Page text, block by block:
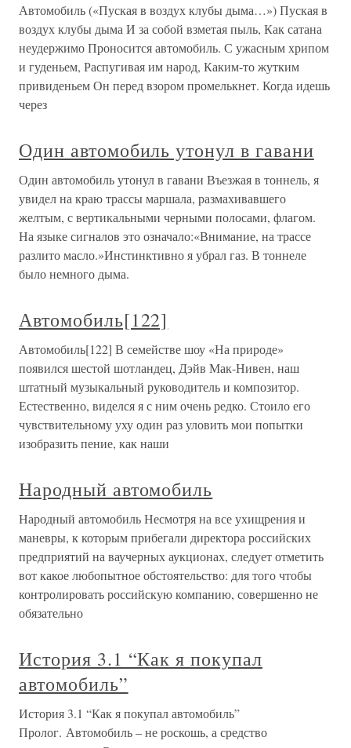
Автомобиль («Пуская в воздух клубы дыма…») Пуская в
воздух клубы дыма И за собой взметая пыль, Как сатана
неудержимо Проносится автомобиль. С ужасным хрипом
и гуденьем, Распугивая им народ, Каким-то жутким
привиденьем Он перед взором промелькнет. Когда идешь
через
Один автомобиль утонул в гавани
Один автомобиль утонул в гавани Въезжая в тоннель, я
увидел на краю трассы маршала, размахивавшего
желтым, с вертикальными черными полосами, флагом.
На языке сигналов это означало:«Внимание, на трассе
разлито масло.»Инстинктивно я убрал газ. В тоннеле
было немного дыма.
Автомобиль[122]
Автомобиль[122] В семействе шоу «На природе»
появился шестой шотландец, Дэйв Мак-Нивен, наш
штатный музыкальный руководитель и композитор.
Естественно, виделся я с ним очень редко. Стоило его
чувствительному уху один раз уловить мои попытки
изобразить пение, как наши
Народный автомобиль
Народный автомобиль Несмотря на все ухищрения и
маневры, к которым прибегали директора российских
предприятий на ваучерных аукционах, следует отметить
вот какое любопытное обстоятельство: для того чтобы
контролировать российскую компанию, совершенно не
обязательно
История 3.1 “Как я покупал
автомобиль”
История 3.1 “Как я покупал автомобиль”
Пролог. Автомобиль – не роскошь, а средство